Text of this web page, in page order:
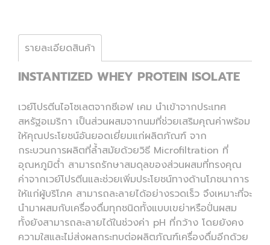
รายละเอียดสินค้า
INSTANTIZED WHEY PROTEIN ISOLATE
เวย์โปรตีนไอโซเลตจากซีเอฟ เคม นำเข้าจากประเทศ
สหรัฐอเมริกา เป็นส่วนผสมจากนมที่ช่วยเสริมคุณค่าพร้อม
ให้คุณประโยชน์อันยอดเยี่ยมแก่ผลิตภัณฑ์ จาก
กระบวนการผลิตที่ล้ำสมัยด้วยวิธี Microfiltration ที่
อุณหภูมิต่ำ สามารถรักษาสมดุลของส่วนผสมที่ทรงคุณ
ค่าจากเวย์โปรตีนและช่วยเพิ่มประโยชน์ทางด้านโภชนาการ
ให้แก่ผู้บริโภค สามารถละลายได้อย่างรวดเร็ว จึงเหมาะที่จะ
นำมาผสมกับเครื่องดื่มทุกชนิดทั้งแบบเขย่าหรือปั่นผสม
ทั้งยังสามารถละลายได้ในช่วงค่า pH ที่กว้าง โดยยังคง
ความใสและไม่ส่งผลกระทบต่อผลิตภัณฑ์เครื่องดื่มอีกด้วย